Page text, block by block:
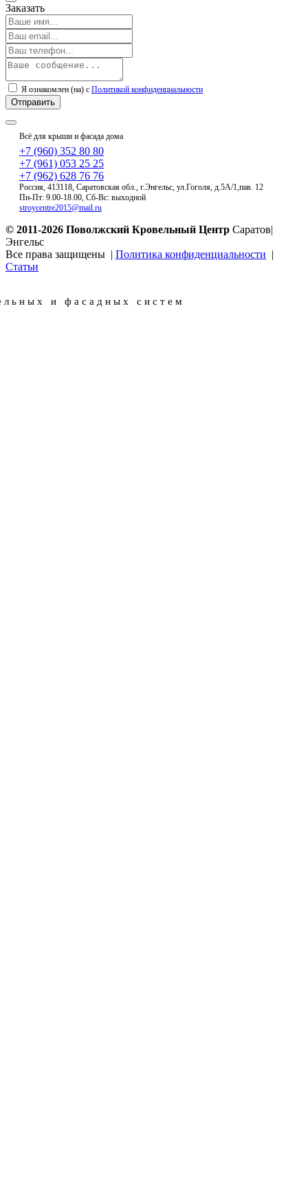
и фасадных систем
Заказать
Я ознакомлен (на) с Политикой конфиденциальности
Всё для крыши и фасада дома
+7 (960) 352 80 80
+7 (961) 053 25 25
+7 (962) 628 76 76
Россия, 413118, Саратовская обл., г.Энгельс, ул.Гоголя, д.5А/1,пав. 12
Пн-Пт: 9.00-18.00, Сб-Вс: выходной
stroycentre2015@mail.ru
© 2011-2026 Поволжский Кровельный Центр Саратов|
Энгельс
Все права защищены | Политика конфиденциальности |
Статьи